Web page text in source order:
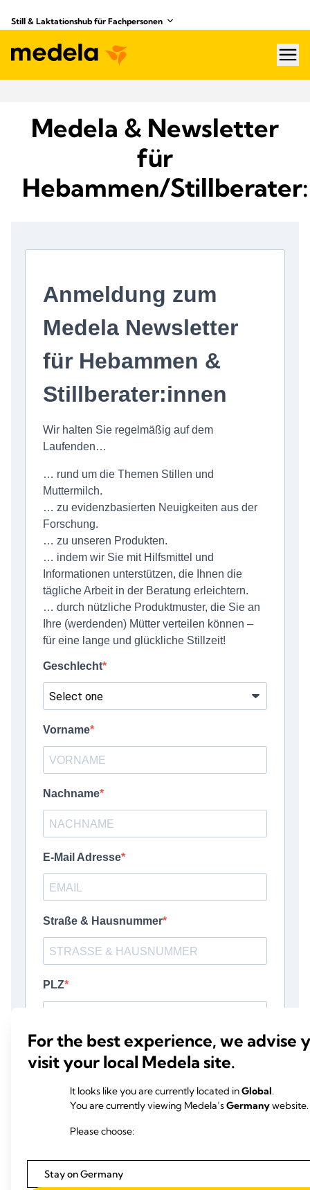
Still & Laktationshub für Fachpersonen
Medela & Newsletter
für
Hebammen/
For the best experience, we advise
visit your local Medela site.
It looks like you are currently located inGlobal.
You are currently viewing Medela’sGermanywebsite.
Please choose:
Stay on Germany